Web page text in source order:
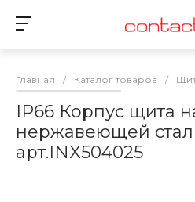
Главная / Каталог товаров /
IP66 Корпус щита
нержавеющей
арт.INX504025